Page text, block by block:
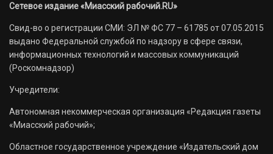
Сетевое издание «Миасский рабочий.RU»
Свид-во о регистрации СМИ: ЭЛ № ФС 77 – 61785 от 07.05.2015
выдано Федеральной службой по надзору в сфере связи,
информационных технологий и массовых коммуникаций
(Роскомнадзор)
Учредители:
Автономная некоммерческая организация «Редакция газеты
«Миасский рабочий»;
Областное государственное учреждение «Издательский дом